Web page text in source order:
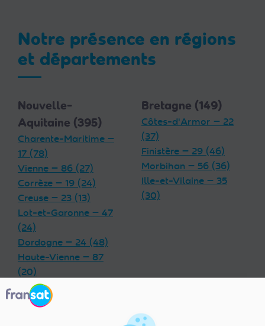
Notre présence en régions
et départements
Nouvelle-
Aquitaine (395)
Charente-Maritime —
17 (78)
Vienne — 86 (27)
Corrèze — 19 (24)
Creuse — 23 (13)
Lot-et-Garonne — 47
(24)
Dordogne — 24 (48)
Haute-Vienne — 87
(20)
Charente — 16 (32)
Landes — 40 (33)
Bretagne (149)
Côtes-d'Armor — 22
(37)
Finistère — 29 (46)
Morbihan — 56 (36)
Ille-et-Vilaine — 35
(30)